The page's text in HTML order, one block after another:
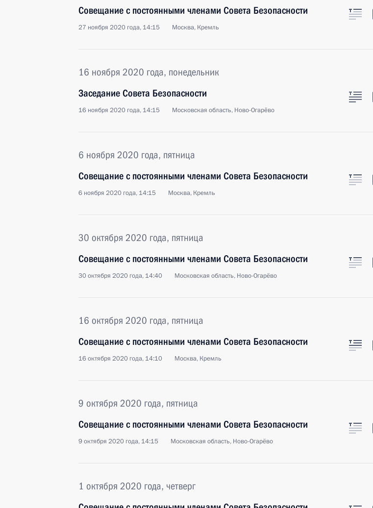
Совещание с постоянными членами Совета Безопасности
27 ноября 2020 года, 14:15 Москва, Кремль
16 ноября 2020 года, понедельник
Заседание Совета Безопасности
16 ноября 2020 года, 14:15 Московская область, Ново-Огарёво
6 ноября 2020 года, пятница
Совещание с постоянными членами Совета Безопасности
6 ноября 2020 года, 14:15 Москва, Кремль
30 октября 2020 года, пятница
Совещание с постоянными членами Совета Безопасности
30 октября 2020 года, 14:40 Московская область, Ново-Огарёво
16 октября 2020 года, пятница
Совещание с постоянными членами Совета Безопасности
16 октября 2020 года, 14:10 Москва, Кремль
9 октября 2020 года, пятница
Совещание с постоянными членами Совета Безопасности
9 октября 2020 года, 14:15 Московская область, Ново-Огарёво
1 октября 2020 года, четверг